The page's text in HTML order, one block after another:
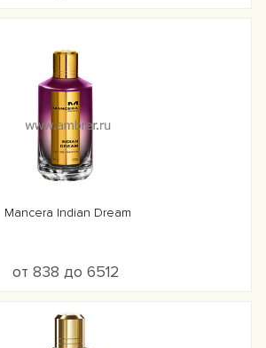
Mancera Indian Dream
от 838 до 6512